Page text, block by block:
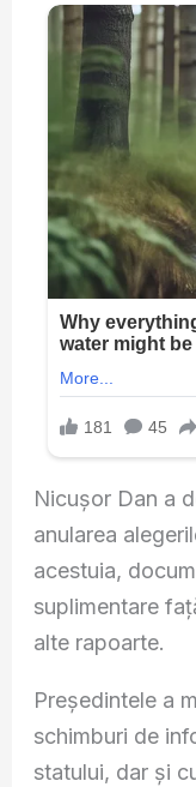
Nicușor Dan a
anularea
acestuia,
suplimentare
alte rapoarte.
Președintele a
schimburi de
statului, dar și